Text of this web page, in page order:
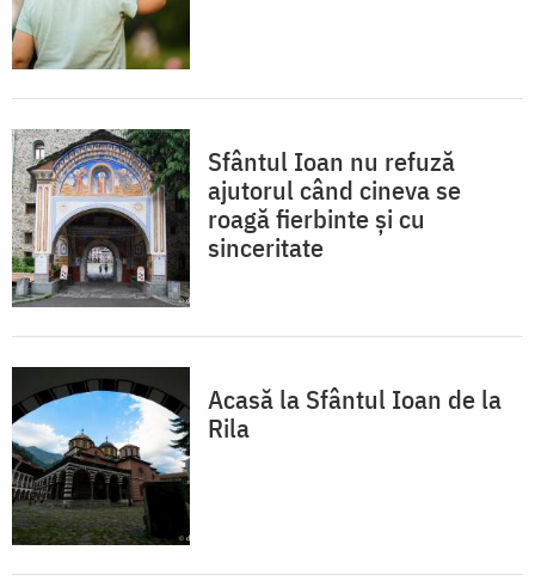
Sfântul Ioan nu refuză
ajutorul când cineva se
roagă fierbinte și cu
sinceritate
Acasă la Sfântul Ioan de la
Rila